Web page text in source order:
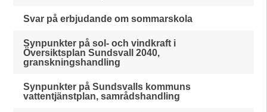
Svar på erbjudande om sommarskola
Synpunkter på sol- och vindkraft i
Översiktsplan Sundsvall 2040,
granskningshandling
Synpunkter på Sundsvalls kommuns
vattentjänstplan, samrådshandling